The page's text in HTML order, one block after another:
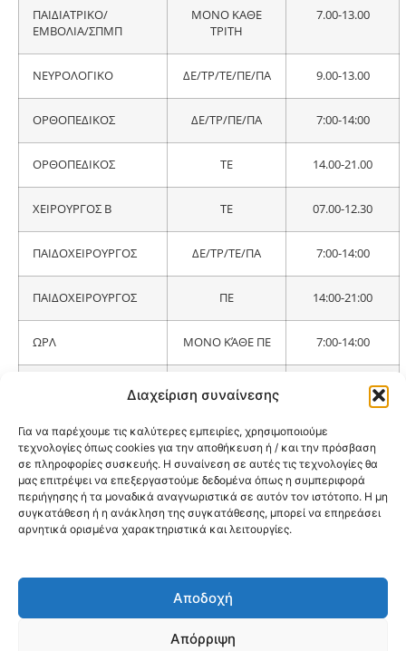
Διαχείριση συναίνεσης
Για να παρέχουμε τις καλύτερες εμπειρίες, χρησιμοποιούμε
τεχνολογίες όπως cookies για την αποθήκευση ή / και την πρόσβαση
σε πληροφορίες συσκευής. Η συναίνεση σε αυτές τις τεχνολογίες θα
μας επιτρέψει να επεξεργαστούμε δεδομένα όπως η συμπεριφορά
περιήγησης ή τα μοναδικά αναγνωριστικά σε αυτόν τον ιστότοπο. Η μη
συγκατάθεση ή η ανάκληση της συγκατάθεσης, μπορεί να επηρεάσει
αρνητικά ορισμένα χαρακτηριστικά και λειτουργίες.
Αποδοχή
Απόρριψη
ΠΑΙΔΙΑΤΡΙΚΟ/
ΕΜΒΟΛΙΑ/ΣΠΜΠ
ΜΟΝΟ ΚΑΘΕ
ΤΡΙΤΗ
7.00-13.00
ΝΕΥΡΟΛΟΓΙΚΟ ΔΕ/ΤΡ/ΤΕ/ΠΕ/ΠΑ 9.00-13.00
ΟΡΘΟΠΕΔΙΚΟΣ ΔΕ/ΤΡ/ΠΕ/ΠΑ 7:00-14:00
ΟΡΘΟΠΕΔΙΚΟΣ ΤΕ 14.00-21.00
ΧΕΙΡΟΥΡΓΟΣ Β ΤΕ 07.00-12.30
ΠΑΙΔΟΧΕΙΡΟΥΡΓΟΣ ΔΕ/ΤΡ/ΤΕ/ΠΑ 7:00-14:00
ΠΑΙΔΟΧΕΙΡΟΥΡΓΟΣ ΠΕ 14:00-21:00
ΩΡΛ ΜΟΝΟ ΚΆΘΕ ΠΕ 7:00-14:00
ΚΑΘΗΜΕΡΙΝΑ 7:00-14:00
ΠΑΝΟΡΑΜΙΚΕΣ /
ΚΕΦΑΛΟΜΕΤΡΙΚΕΣ
ΚΑΘΗΜΕΡΙΝΑ
ΧΩΡΙΣ
ΡΑΝΤΕΒΟΥ
07:00-14:00
ΜΙΚΡΟΒΙΟΛΟΓΙΚΟ
ΕΡΓΑΣΤΗΡΙΟ
ΚΑΘΗΜΕΡΙΝΑ
ΧΩΡΙΣ
@2026 3ype.gr All rights reserved
Θεσσαλονίκη, ΕλλάδαΤηλ: +30 2311 226 200